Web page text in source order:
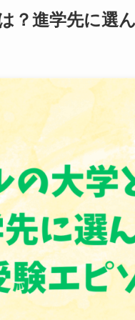
？進学先に選